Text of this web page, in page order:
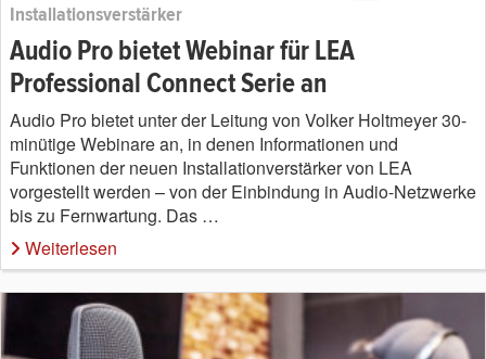
Installationsverstärker
Audio Pro bietet Webinar für LEA
Professional Connect Serie an
Audio Pro bietet unter der Leitung von Volker Holtmeyer 30-
minütige Webinare an, in denen Informationen und
Funktionen der neuen Installationverstärker von LEA
vorgestellt werden – von der Einbindung in Audio-Netzwerke
bis zu Fernwartung. Das …
Weiterlesen